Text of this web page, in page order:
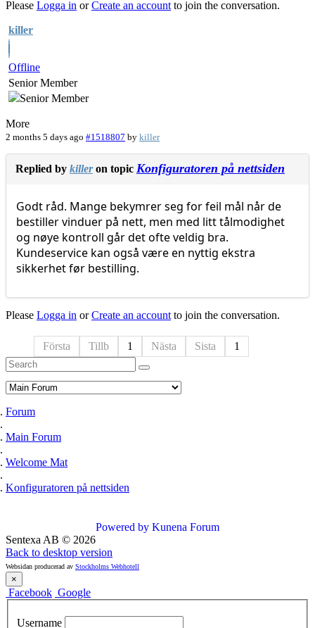
Please Logga in orCreate an account to join the conversation.
killer
Offline
Senior Member
More
2 months 5 days ago #1518807 by killer
Replied by killeron topic Konfiguratoren på nettsiden
Godt råd. Mange bekymrer seg for feil mål når de
bestiller vinduer på nett, men med litt tålmodighet
og nøye kontroll går det ofte veldig bra.
Kundeservice kan også være en nyttig ekstra
sikkerhet før bestilling.
Please Logga in orCreate an account to join the conversation.
Första Tillb 1 Nästa Sista 1
Forum
Main Forum
Welcome Mat
Konfiguratoren på nettsiden
Powered by Kunena Forum
Sentexa AB © 2026
Back to desktop version
Websidan producerad av Stockholms Webhotell
×
Facebook Google
Username